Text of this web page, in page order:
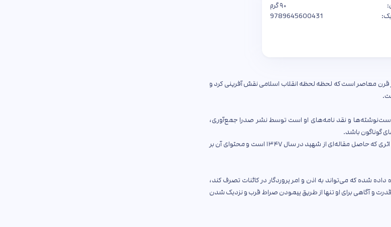
۹۰ گرم
9789645600431
معاصر است که لحظه لحظه انقلاب اسلامی نقش آفرینی کرد و
دست‌نوشته‌ها و نقد نامه‌های او است توسط نشر صدرا جمع‌آوری،
گوناگون باشد.
از آشناترین آثار ایشان که به کتاب‌رسان آمده‌است، کتاب«ولاءها و ولایت ها» می‌باشد، اثری که حاصل مقاله‌ای از شهید در سال ۱۳۴۷ است و محتوای آن بر
شده که می‌تواند به اذن و امر پروردگار در کائنات تصرف کند،
قدرت و آگاهی برای او تنها از طریق پیمودن صراط قرب و نزدیک شدن